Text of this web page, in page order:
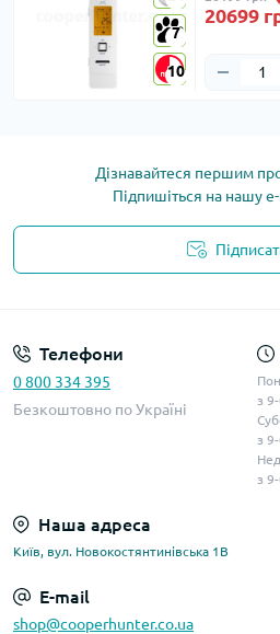
7
10
7
10
20699
Дізнавайтеся першим
Підпишіться на нашу
Телефони
0 800 334 395
Безкоштовно по Україні
з
з
з
Наша адреса
Київ, вул. Новокостянтинівська 1В
E-mail
shop@cooperhunter.co.ua